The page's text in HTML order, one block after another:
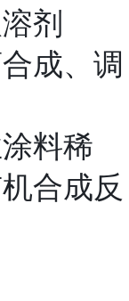
剂
成、调
料稀
合成反